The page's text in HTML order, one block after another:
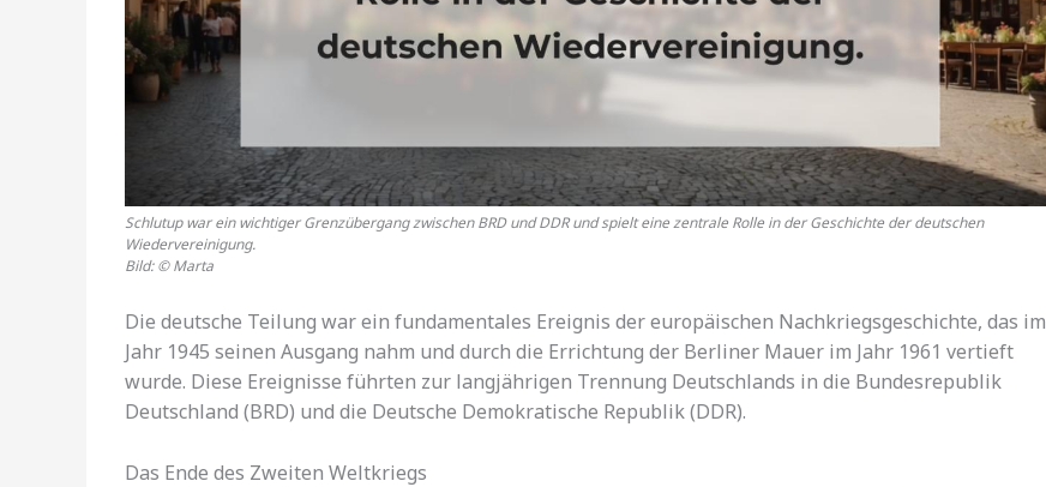
Schlutup war ein wichtiger Grenzübergang zwischen BRD und DDR und spielt eine zentrale Rolle in der Geschichte der deutschen
Wiedervereinigung.
Bild: © Marta
Die deutsche Teilung war ein fundamentales Ereignis der europäischen Nachkriegsgeschichte, das im
Jahr 1945 seinen Ausgang nahm und durch die Errichtung der Berliner Mauer im Jahr 1961 vertieft
wurde. Diese Ereignisse führten zur langjährigen Trennung Deutschlands in die Bundesrepublik
Deutschland (BRD) und die Deutsche Demokratische Republik (DDR).
Das Ende des Zweiten Weltkriegs